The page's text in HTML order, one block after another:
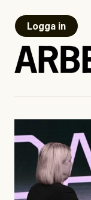
Logga in